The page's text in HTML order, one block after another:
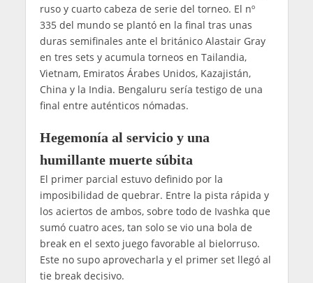
ruso y cuarto cabeza de serie del torneo. El nº
335 del mundo se plantó en la final tras unas
duras semifinales ante el británico Alastair Gray
en tres sets y acumula torneos en Tailandia,
Vietnam, Emiratos Árabes Unidos, Kazajistán,
China y la India. Bengaluru sería testigo de una
final entre auténticos nómadas.
Hegemonía al servicio y una
humillante muerte súbita
El primer parcial estuvo definido por la
imposibilidad de quebrar. Entre la pista rápida y
los aciertos de ambos, sobre todo de Ivashka que
sumó cuatro aces, tan solo se vio una bola de
break en el sexto juego favorable al bielorruso.
Este no supo aprovecharla y el primer set llegó al
tie break decisivo.